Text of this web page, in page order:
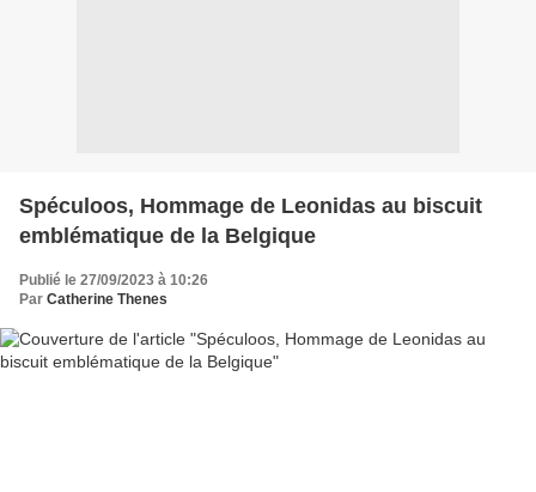
Spéculoos, Hommage de Leonidas au biscuit
emblématique de la Belgique
Publié le 27/09/2023 à 10:26
Par Catherine Thenes